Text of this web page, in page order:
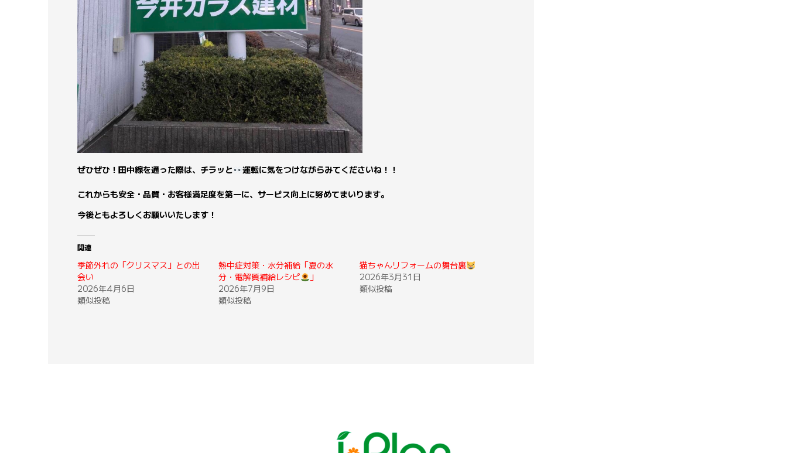
ぜひぜひ！田中線を通った際は、チラッと 運転に気をつけながらみてくださいね！！
これからも安全・品質・お客様満足度を第一に、サービス向上に努めてまいります。
今後ともよろしくお願いいたします！
関連
季節外れの「クリスマス」との出
会い
2026年4月6日
類似投稿
熱中症対策・水分補給「夏の水
分・電解質補給レシピ
」
2026年7月9日
類似投稿
猫ちゃんリフォームの舞台裏
2026年3月31日
類似投稿